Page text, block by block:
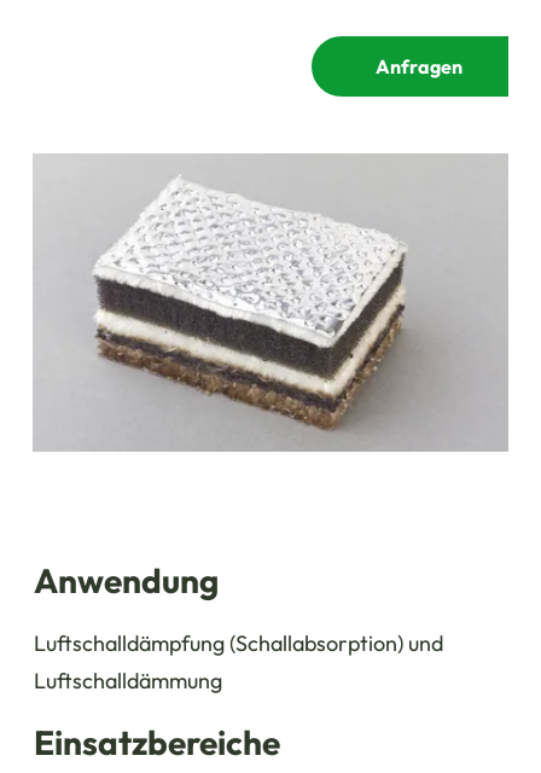
Anfragen
Anwendung
Luftschalldämpfung (Schallabsorption) und
Luftschalldämmung
Einsatzbereiche